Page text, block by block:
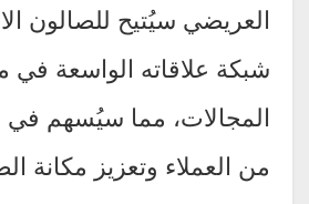
العريضي سيُتيح للصالون
شبكة علاقاته الواسعة في
المجالات، مما سيُسهم
من العملاء وتعزيز مكانة